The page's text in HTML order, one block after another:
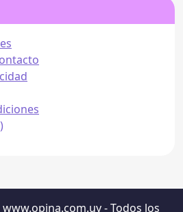
- Todos los